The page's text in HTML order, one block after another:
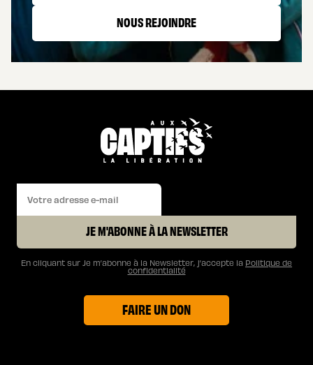
NOUS REJOINDRE
JE M'ABONNE À LA NEWSLETTER
En cliquant sur Je m’abonne à la Newsletter, j’accepte la Politique de
confidentialité
FAIRE UN DON